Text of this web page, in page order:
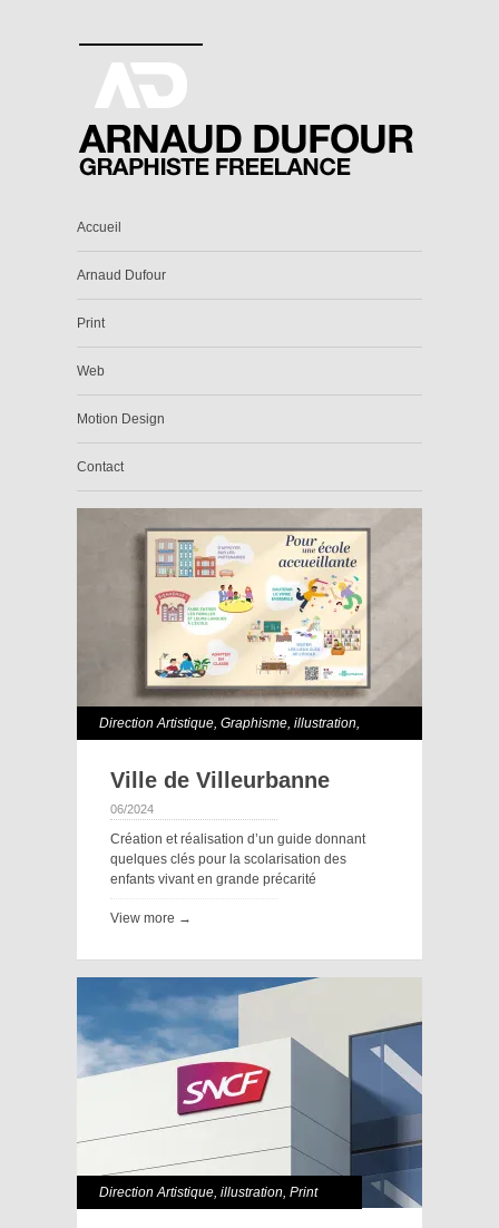
Accueil
Arnaud Dufour
Print
Web
Motion Design
Contact
Direction Artistique, Graphisme, illustration,
Ville de Villeurbanne
06/2024
Création et réalisation d’un guide donnant
quelques clés pour la scolarisation des
enfants vivant en grande précarité
View more →
Direction Artistique, illustration, Print